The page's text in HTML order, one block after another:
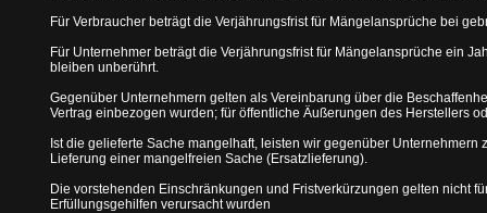
Für Verbraucher beträgt die Verjährungsfrist für Mängelansprüche bei
Für Unternehmer beträgt die Verjährungsfrist für Mängelansprüche ein
bleiben unberührt.
Gegenüber Unternehmern gelten als Vereinbarung über die
Vertrag einbezogen wurden; für öffentliche Äußerungen des Herstellers
Ist die gelieferte Sache mangelhaft, leisten wir gegenüber
Lieferung einer mangelfreien Sache (Ersatzlieferung).
Die vorstehenden Einschränkungen und Fristverkürzungen gelten nicht
Erfüllungsgehilfen verursacht wurden